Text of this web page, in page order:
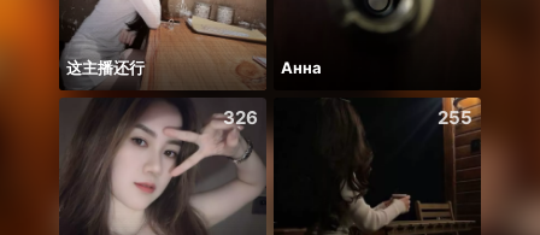
这主播还行 Анна
326 255